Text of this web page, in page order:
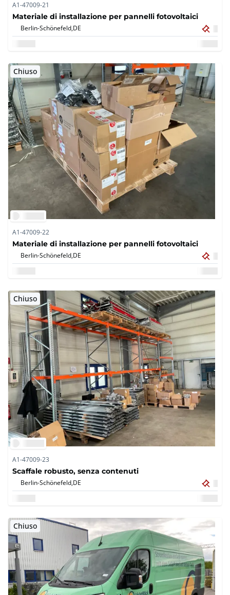
A1-47009-21
Materiale di installazione per pannelli fotovoltaici
Berlin-Schönefeld,DE
Chiuso
A1-47009-22
Materiale di installazione per pannelli fotovoltaici
Berlin-Schönefeld,DE
Chiuso
A1-47009-23
Scaffale robusto, senza contenuti
Berlin-Schönefeld,DE
Chiuso